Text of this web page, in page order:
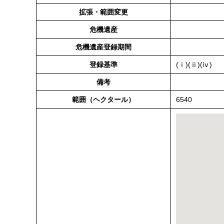
拡張・範囲変更
危機遺産
危機遺産登録期間
登録基準 (ⅰ)(ⅱ)(ⅳ)
備考
範囲（ヘクタール） 6540